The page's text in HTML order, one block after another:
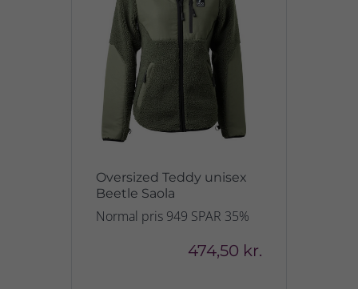
Oversized Teddy unisex
Beetle Saola
Normal pris 949 SPAR 35%
474,50 kr.